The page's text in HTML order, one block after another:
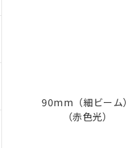
90mm（細ビーム）
（赤色光）